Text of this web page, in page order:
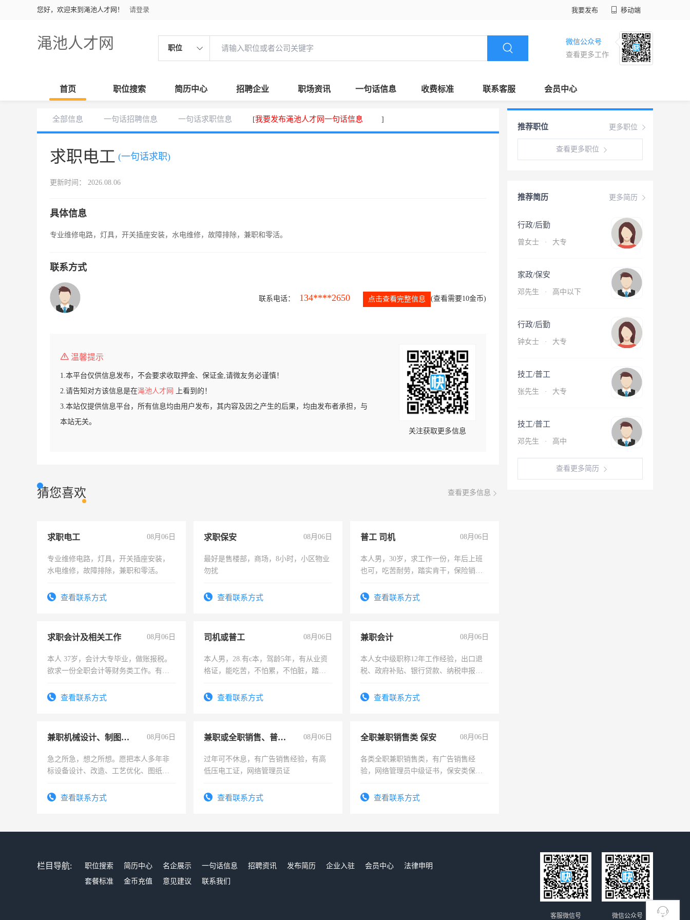
您好，欢迎来到渑池人才网！ 请登录 我要发布 移动端
渑池人才网 职位
微信公众号
查看更多工作
首页 职位搜索 简历中心 招聘企业 职场资讯 一句话信息 收费标准 联系客服 会员中心
全部信息 一句话招聘信息 一句话求职信息 [我要发布渑池人才网一句话信息 ]
求职电工 (一句话求职)
更新时间： 2026.08.06
具体信息
专业维修电路，灯具，开关插座安装，水电维修，故障排除，兼职和零活。
联系方式
联系电话： 134****2650 点击查看完整信息 (查看需要10金币)
温馨提示
1.本平台仅供信息发布，不会要求收取押金、保证金,请微友务必谨慎！
2.请告知对方该信息是在渑池人才网
上看到的！
3.本站仅提供信息平台，所有信息均由用户发布，其内容及因之产生的后果，均由发布者承担，与
本站无关。
关注获取更多信息
猜您喜欢 查看更多信息
求职电工 08月06日
专业维修电路，灯具，开关插座安装，
水电维修，故障排除，兼职和零活。
查看联系方式
求职保安 08月06日
最好是售楼部，商场，8小时，小区物业
勿扰
查看联系方式
普工 司机 08月06日
本人男，30岁，求工作一份，年后上班
也可，吃苦耐劳，踏实肯干，保险销售
查看联系方式
求职会计及相关工作 08月06日
本人 37岁，会计大专毕业，做账报税。
欲求一份全职会计等财务类工作。有会
查看联系方式
司机或普工 08月06日
本人男，28.有c本，驾龄5年，有从业资
格证，能吃苦，不怕累，不怕脏，踏
查看联系方式
兼职会计 08月06日
本人女中级职称12年工作经验，出口退
税、政府补贴、银行贷款、纳税申报、
务，财务咨询等业务。欲求兼职会计工
查看联系方式
兼职机械设计、制图、设备改造 08月06日
急之所急，想之所想。愿把本人多年非
标设备设计、改造、工艺优化、图纸制
结识有识之士，共享未来。
查看联系方式
兼职或全职销售、普工、维修 08月06日
过年可不休息，有广告销售经验，有高
低压电工证，网络管理员证
查看联系方式
全职兼职销售类 保安 08月06日
各类全职兼职销售类，有广告销售经
验，网络管理员中级证书，保安类保安
有高低压电工证和十几年工作经验
查看联系方式
更多职位
推荐职位
查看更多职位
更多简历
推荐简历
行政/后勤
曾女士 · 大专
家政/保安
邓先生 · 高中以下
行政/后勤
钟女士 · 大专
技工/普工
张先生 · 大专
技工/普工
邓先生 · 高中
查看更多简历
栏目导航: 职位搜索 简历中心 名企展示 一句话信息 招聘资讯 发布简历 企业入驻 会员中心
法律申明
套餐标准
金币充值 意见建议 联系我们
微信公众号
客服微信号